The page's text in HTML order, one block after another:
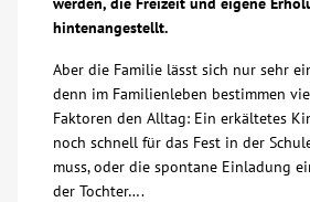
Veranstaltungen
Spenden
Mitmachen
hintenangestellt.
Aber die Familie lässt sich nur sehr
denn im Familienleben bestimmen
Faktoren den Alltag: Ein erkältetes
noch schnell für das Fest in der
muss, oder die spontane Einladung
der Tochter….